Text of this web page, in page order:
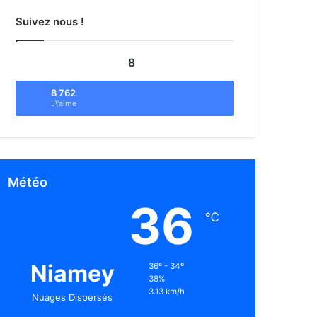
Suivez nous !
8
8 762
J\'aime
Météo
Niamey
Nuages Dispersés
36 ℃
36º - 34º
38%
3.13 km/h